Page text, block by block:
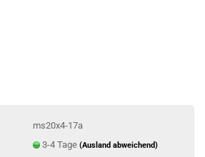
ms20x4-17a
3-4 Tage (Ausland abweichend)